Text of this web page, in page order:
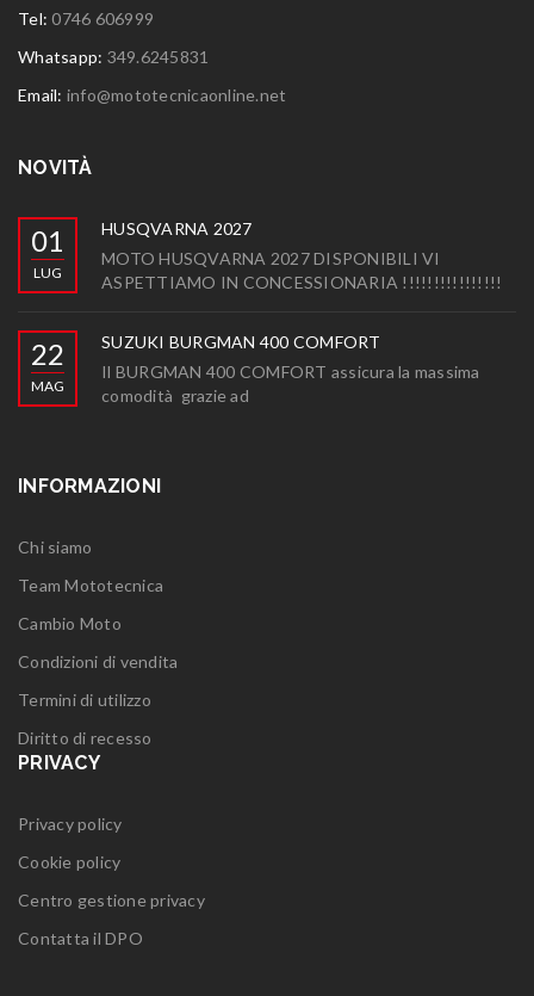
Tel:0746 606999
Whatsapp: 349.6245831
Email: info@mototecnicaonline.net
NOVITÀ
01
LUG
HUSQVARNA 2027
MOTO HUSQVARNA 2027 DISPONIBILI VI
ASPETTIAMO IN CONCESSIONARIA !!!!!!!!!!!!!!!!
22
MAG
SUZUKI BURGMAN 400 COMFORT
Il BURGMAN 400 COMFORT assicura la massima
comodità grazie ad
INFORMAZIONI
Chi siamo
Team Mototecnica
Cambio Moto
Condizioni di vendita
Termini di utilizzo
Diritto di recesso
PRIVACY
Privacy policy
Cookie policy
Centro gestione privacy
Contatta il DPO